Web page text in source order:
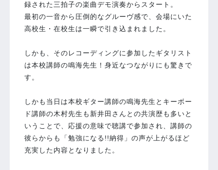
録された三拍子の楽曲デモ演奏からスタート。
最初の一音から圧倒的なグルーヴ感で、会場にいた
高校生・在校生は一瞬で引き込まれました。
しかも、そのレコーディングに参加したギタリスト
は本校講師の鳴海先生！身近なつながりにも驚きで
す。
しかも当日は本校ギター講師の鳴海先生とキーボー
ド講師の木村先生も新井田さんとの共演歴も多いと
いうことで、応援の意味で聴講で参加され、講師の
彼らからも「勉強になる!!納得」の声が上がるほど
充実した内容となりました。